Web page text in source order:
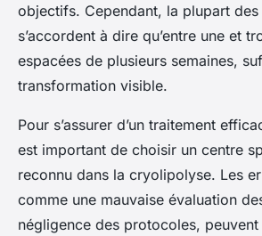
objectifs. Cependant, la plupart
s’accordent à dire qu’entre une et
espacées de plusieurs semaines,
transformation visible.
Pour s’assurer d’un traitement
est important de choisir un centre
reconnu dans la cryolipolyse. Les
comme une mauvaise évaluation
négligence des protocoles,